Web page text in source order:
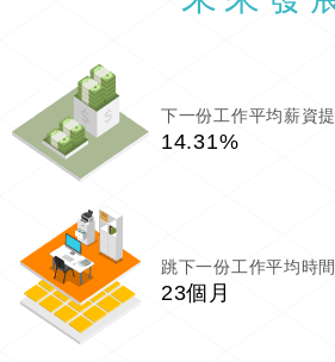
下一份工作平均薪資
14.31%
跳下一份工作平均時間
23個月